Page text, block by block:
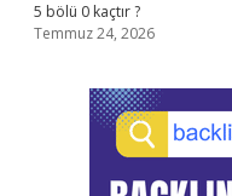
5 bölü 0 kaçtır ?
Temmuz 24, 2026